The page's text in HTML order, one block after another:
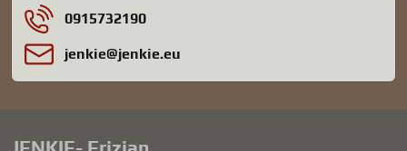
0915732190
jenkie​@jenkie​.eu